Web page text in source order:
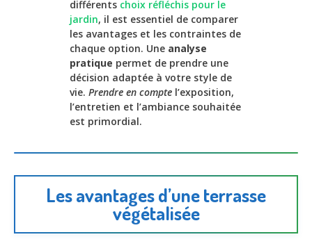
différents choix réfléchis pour le
jardin, il est essentiel de comparer
les avantages et les contraintes de
chaque option. Une analyse
pratique permet de prendre une
décision adaptée à votre style de
vie. Prendre en compte l’exposition,
l’entretien et l’ambiance souhaitée
est primordial.
Les avantages d’une terrasse
végétalisée